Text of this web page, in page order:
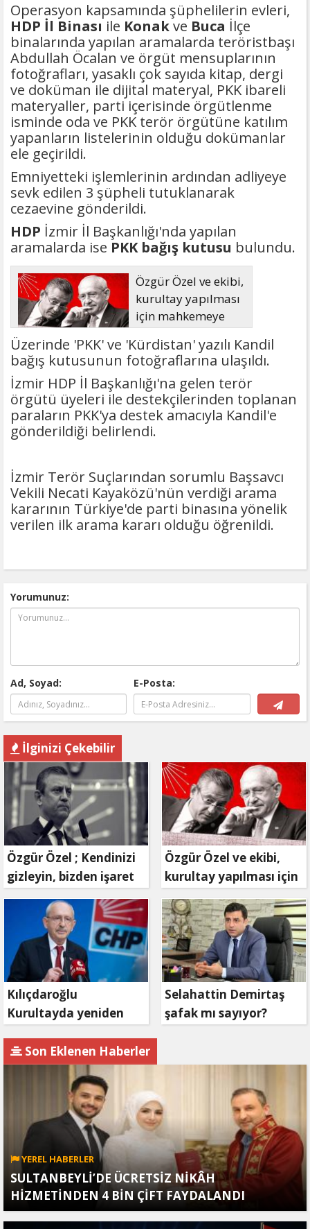
Operasyon kapsamında şüphelilerin evleri,
HDP İl Binası ile Konakve Buca İlçe
binalarında yapılan aramalarda teröristbaşı
Abdullah Öcalan ve örgüt mensuplarının
fotoğrafları, yasaklı çok sayıda kitap, dergi
ve doküman ile dijital materyal, PKK ibareli
materyaller, parti içerisinde örgütlenme
isminde oda ve PKK terör örgütüne katılım
yapanların listelerinin olduğu dokümanlar
ele geçirildi.
Emniyetteki işlemlerinin ardından adliyeye
sevk edilen 3 şüpheli tutuklanarak
cezaevine gönderildi.
HDP İzmir İl Başkanlığı'nda yapılan
aramalarda ise PKK bağış kutusu bulundu.
Özgür Özel ve ekibi,
kurultay yapılması
için mahkemeye
başvuruyor
Üzerinde 'PKK' ve 'Kürdistan' yazılı Kandil
bağış kutusunun fotoğraflarına ulaşıldı.
İzmir HDP İl Başkanlığı'na gelen terör
örgütü üyeleri ile destekçilerinden toplanan
paraların PKK'ya destek amacıyla Kandil'e
gönderildiği belirlendi.
İzmir Terör Suçlarından sorumlu Başsavcı
Vekili Necati Kayaközü'nün verdiği arama
kararının Türkiye'de parti binasına yönelik
verilen ilk arama kararı olduğu öğrenildi.
Yorumunuz:
Ad, Soyad: E-Posta:
İlginizi Çekebilir
Özgür Özel ; Kendinizi
gizleyin, bizden işaret
bekleyin
Özgür Özel ve ekibi,
kurultay yapılması için
mahkemeye
başvuruyor
Kılıçdaroğlu
Kurultayda yeniden
Selahattin Demirtaş
şafak mı sayıyor?
Son Eklenen Haberler
YEREL HABERLER
SULTANBEYLİ’DE ÜCRETSİZ NİKÂH
HİZMETİNDEN 4 BİN ÇİFT FAYDALANDI